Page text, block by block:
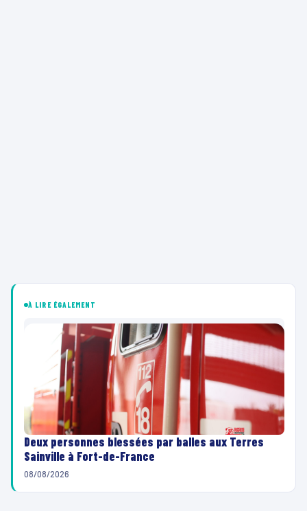
À LIRE ÉGALEMENT
Deux personnes blessées par balles aux Terres
Sainville à Fort-de-France
08/08/2026